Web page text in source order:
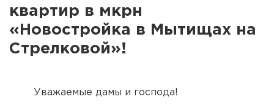
квартир в мкрн
«Новостройка в Мытищах на
Стрелковой»!
Уважаемые дамы и господа!